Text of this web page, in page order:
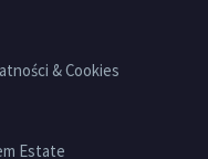
& Cookies
Estate